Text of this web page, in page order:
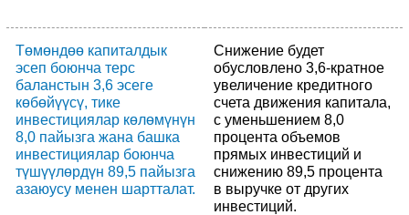
Төмөндөө капиталдык
эсеп боюнча терс
баланстын 3,6 эсеге
көбөйүүсү, тике
инвестициялар көлөмүнүн
8,0 пайызга жана башка
инвестициялар боюнча
түшүүлөрдүн 89,5 пайызга
азаюусу менен шартталат.
Снижение будет
обусловлено 3,6-кратное
увеличение кредитного
счета движения капитала,
с уменьшением 8,0
процента объемов
прямых инвестиций и
снижению 89,5 процента
в выручке от других
инвестиций.